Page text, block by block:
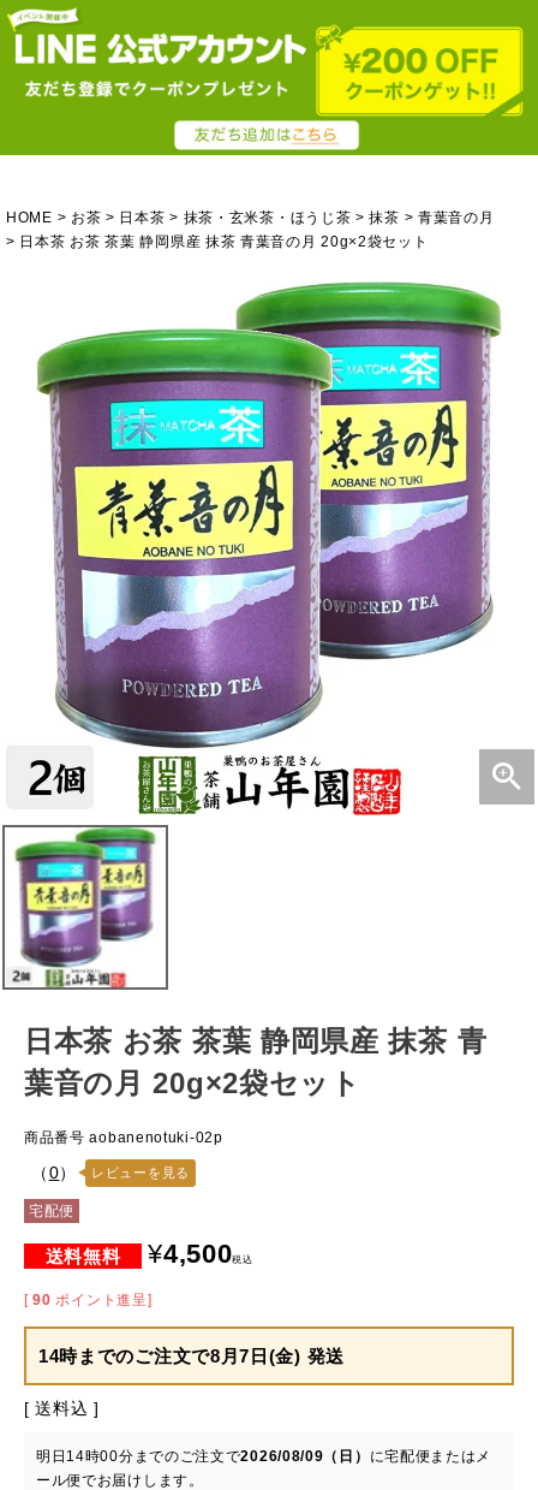
HOME お茶 日本茶 抹茶・玄米茶・ほうじ茶 抹茶
青葉音の月
日本茶 お茶 茶葉 静岡県産 抹茶 青葉音の月 20g×2袋セット
日本茶 お茶 茶葉 静岡県産 抹茶 青
葉音の月 20g×2袋セット
商品番号 aobanenotuki-02p
（0） レビューを見る
宅配便
¥4,500税込
[ 90 ポイント進呈]
14時までのご注文で8月7日(金) 発送
送料込
明日 14時00分 までのご注文で2026/08/09（日） に宅配便またはメ
ール便でお届けします。